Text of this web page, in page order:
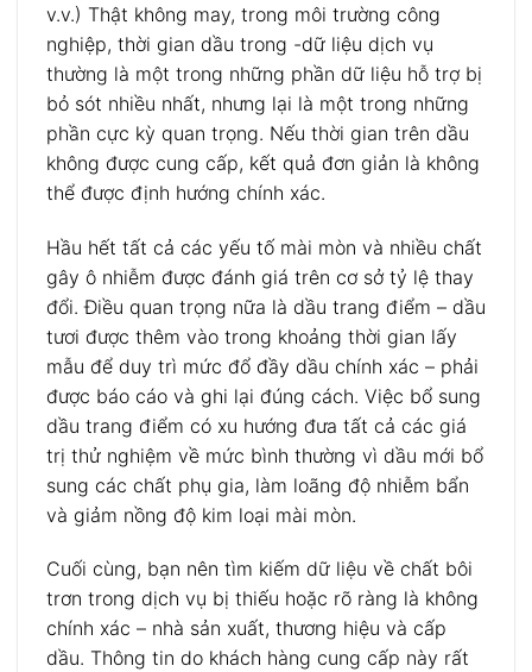
v.v.) Thật không may, trong môi trường công
nghiệp, thời gian dầu trong -dữ liệu dịch vụ
thường là một trong những phần dữ liệu hỗ trợ bị
bỏ sót nhiều nhất, nhưng lại là một trong những
phần cực kỳ quan trọng. Nếu thời gian trên dầu
không được cung cấp, kết quả đơn giản là không
thể được định hướng chính xác.
Hầu hết tất cả các yếu tố mài mòn và nhiều chất
gây ô nhiễm được đánh giá trên cơ sở tỷ lệ thay
đổi. Điều quan trọng nữa là dầu trang điểm – dầu
tươi được thêm vào trong khoảng thời gian lấy
mẫu để duy trì mức đổ đầy dầu chính xác – phải
được báo cáo và ghi lại đúng cách. Việc bổ sung
dầu trang điểm có xu hướng đưa tất cả các giá
trị thử nghiệm về mức bình thường vì dầu mới bổ
sung các chất phụ gia, làm loãng độ nhiễm bẩn
và giảm nồng độ kim loại mài mòn.
Cuối cùng, bạn nên tìm kiếm dữ liệu về chất bôi
trơn trong dịch vụ bị thiếu hoặc rõ ràng là không
chính xác – nhà sản xuất, thương hiệu và cấp
dầu. Thông tin do khách hàng cung cấp này rất